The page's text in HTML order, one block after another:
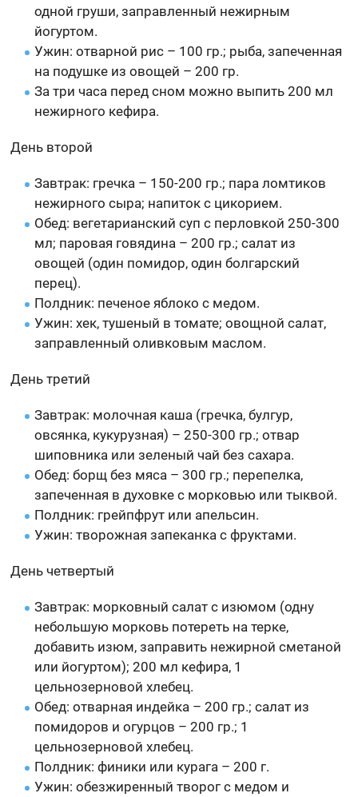
одной груши, заправленный нежирным
йогуртом.
Ужин: отварной рис – 100 гр.; рыба, запеченная
на подушке из овощей – 200 гр.
За три часа перед сном можно выпить 200 мл
нежирного кефира.
День второй
Завтрак: гречка – 150-200 гр.; пара ломтиков
нежирного сыра; напиток с цикорием.
Обед: вегетарианский суп с перловкой 250-300
мл; паровая говядина – 200 гр.; салат из
овощей (один помидор, один болгарский
перец).
Полдник: печеное яблоко с медом.
Ужин: хек, тушеный в томате; овощной салат,
заправленный оливковым маслом.
День третий
Завтрак: молочная каша (гречка, булгур,
овсянка, кукурузная) – 250-300 гр.; отвар
шиповника или зеленый чай без сахара.
Обед: борщ без мяса – 300 гр.; перепелка,
запеченная в духовке с морковью или тыквой.
Полдник: грейпфрут или апельсин.
Ужин: творожная запеканка с фруктами.
День четвертый
Завтрак: морковный салат с изюмом (одну
небольшую морковь потереть на терке,
добавить изюм, заправить нежирной сметаной
или йогуртом); 200 мл кефира, 1
цельнозерновой хлебец.
Обед: отварная индейка – 200 гр.; салат из
помидоров и огурцов – 200 гр.; 1
цельнозерновой хлебец.
Полдник: финики или курага – 200 г.
Ужин: обезжиренный творог с медом и